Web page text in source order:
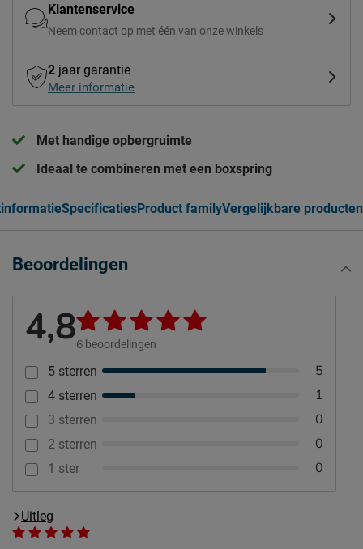
Klantenservice
Neem contact op met één van onze winkels
2 jaar garantie
Meer informatie
Met handige opbergruimte
Ideaal te combineren met een boxspring
SpecificatiesProduct familyVergelijkbare producten
Beoordelingen
4,86 beoordelingen
5 sterren 5
4 sterren 1
3 sterren 0
2 sterren 0
1 ster 0
Uitleg